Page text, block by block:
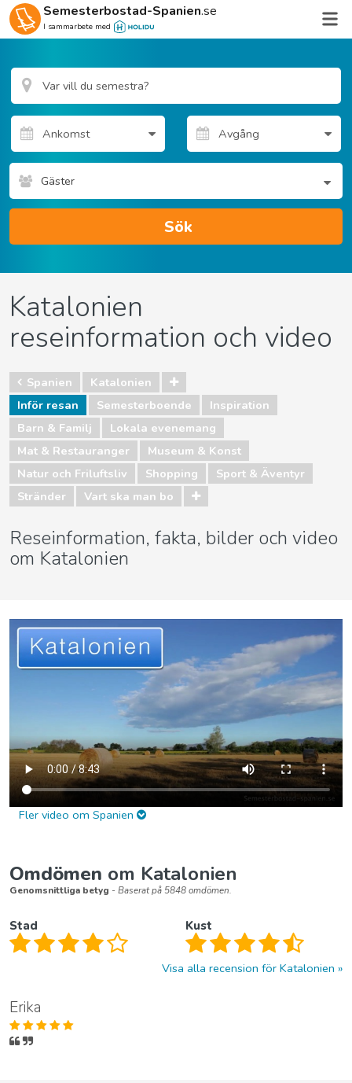
Semesterbostad-Spanien.se
I sammarbete med
Gäster
Sök
Katalonien
reseinformation och video
Spanien
Katalonien
Inför resan
Semesterboende
Inspiration
Barn & Familj
Lokala evenemang
Mat & Restauranger
Museum & Konst
Natur och Friluftsliv
Shopping
Sport & Äventyr
Stränder
Vart ska man bo
Reseinformation, fakta, bilder och video
om Katalonien
Fler video om Spanien
Omdömen om Katalonien
Genomsnittliga betyg - Baserat på 5848 omdömen.
Stad Kust
Visa alla recension för Katalonien
Erika